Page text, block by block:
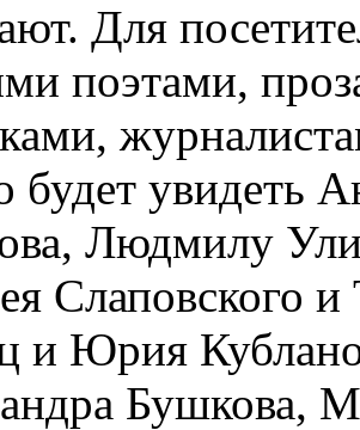
Для
поэтами,
увидеть
Людмилу
Слаповского
и Юрия
Бушкова,